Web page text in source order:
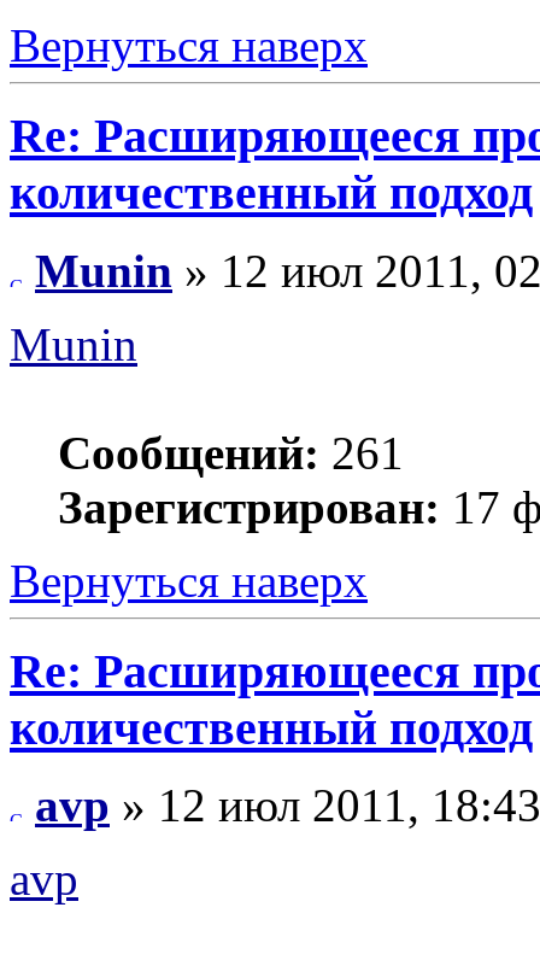
Вернуться наверх
Re: Расширяющееся
количественный подход
Munin » 12 июл 2011,
Munin
Сообщений: 261
Зарегистрирован: 17
Вернуться наверх
Re: Расширяющееся
количественный подход
avp » 12 июл 2011, 18:43
avp